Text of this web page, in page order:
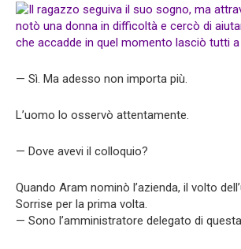
— Sì. Ma adesso non importa più.
L’uomo lo osservò attentamente.
— Dove avevi il colloquio?
Quando Aram nominò l’azienda, il volto
Sorrise per la prima volta.
— Sono l’amministratore delegato di